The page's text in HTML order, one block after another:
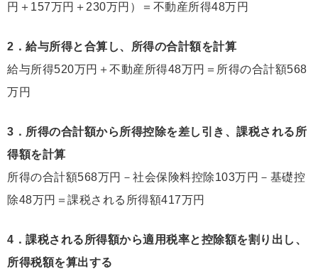
円＋157万円＋230万円）＝不動産所得48万円
2．給与所得と合算し、所得の合計額を計算
給与所得520万円＋不動産所得48万円＝所得の合計額568
万円
3．所得の合計額から所得控除を差し引き、課税される所
得額を計算
所得の合計額568万円－社会保険料控除103万円－基礎控
除48万円＝課税される所得額417万円
4．課税される所得額から適用税率と控除額を割り出し、
所得税額を算出する